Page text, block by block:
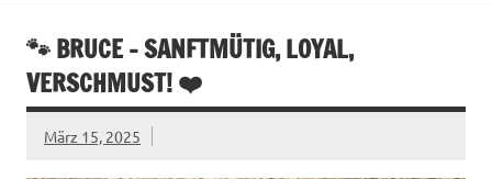
🐾 BRUCE – SANFTMÜTIG, LOYAL,
VERSCHMUST! ❤️
März 15, 2025